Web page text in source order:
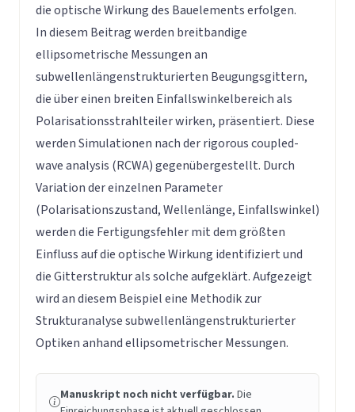
die optische Wirkung des Bauelements erfolgen.
In diesem Beitrag werden breitbandige
ellipsometrische Messungen an
subwellenlängenstrukturierten Beugungsgittern,
die über einen breiten Einfallswinkelbereich als
Polarisationsstrahlteiler wirken, präsentiert. Diese
werden Simulationen nach der rigorous coupled-
wave analysis (RCWA) gegenübergestellt. Durch
Variation der einzelnen Parameter
(Polarisationszustand, Wellenlänge, Einfallswinkel)
werden die Fertigungsfehler mit dem größten
Einfluss auf die optische Wirkung identifiziert und
die Gitterstruktur als solche aufgeklärt. Aufgezeigt
wird an diesem Beispiel eine Methodik zur
Strukturanalyse subwellenlängenstrukturierter
Optiken anhand ellipsometrischer Messungen.
Manuskript noch nicht verfügbar. Die